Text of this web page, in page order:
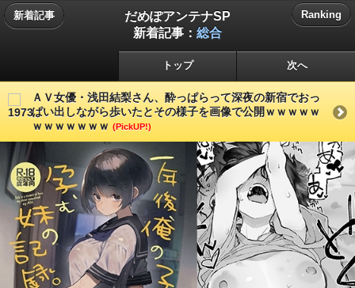
新着記事
だめぽアンテナSP
新着記事： 総合
Ranking
トップ 次へ
ＡＶ女優・浅田結梨さん、酔っぱらって深夜の新宿でおっ
ぱい出しながら歩いたとその様子を画像で公開ｗｗｗｗｗ
ｗｗｗｗｗｗｗ (PickUP!)